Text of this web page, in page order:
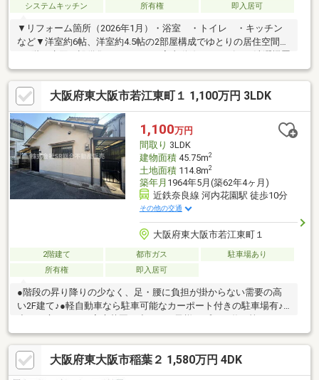
システムキッチン
所有権 即入居可
▼リフォーム箇所（2026年1月）・浴室 ・トイレ ・キッチン
など▼洋室約6帖、洋室約4.5帖の2部屋構成でゆとりの居住空間
き場以外）▼全居室収納付き！空間をしっかり有効活用できま
す！▼南向きバルコニーにつき陽当り良好！▼リフォーム済・即
入居可能でスムーズなお引越しが叶います！▼周辺環境コープ若
江店 約515mコノミヤ若江岩田店 約714mローソン東大阪若江
本町店 約397mファミリーマート東大阪若江南町店 約695mサ
ンドラッグ若江岩田店 約696m
大阪府東大阪市若江東町１ 1,100万円 3LDK
1,100万円
間取り 3LDK
建物面積45.75m2
土地面積114.8m2
築年月 1964年5月(築62年4ヶ月)
近鉄奈良線 河内花園駅 徒歩10分
その他の交通
大阪府東大阪市若江東町１
2階建て 都市ガス
駐車場あり
所有権
即入居可
●階段の昇り降りの少なく、足・腰に負担が掛からない需要の高
い2F建て♪●軽自動車なら駐車可能なカーポート付きの駐車場有♪●
す！●廊下、お風呂、トイレには手すり付♪高齢者の方も安心！●
玄関はリビングかキッチンにすぐ行ける2WAY仕様！●追い焚き機
能、温水洗浄便座の室内設備はあります。●キッチンから勝手口
を出れば洗濯機置場があり干す作業まで完結できます●全居室収
大阪府東大阪市稲葉２ 1,580万円 4DK